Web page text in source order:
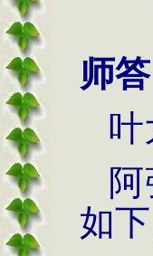
师答
叶
如下